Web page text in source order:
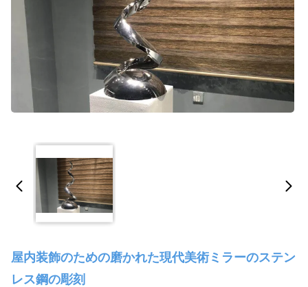
屋内装飾のための磨かれた現代美術ミラーのステン
レス鋼の彫刻